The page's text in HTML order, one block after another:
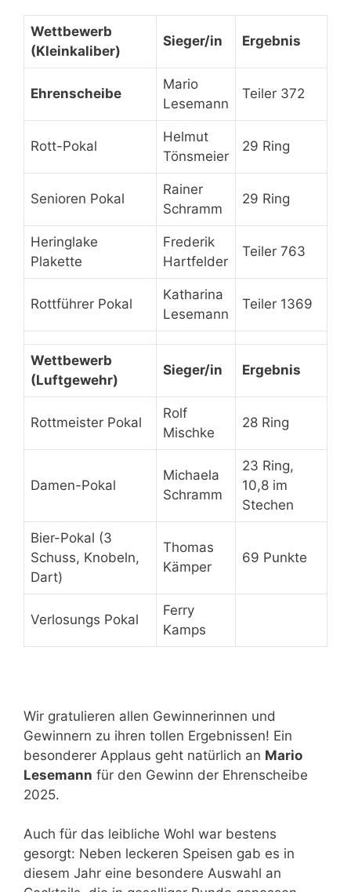
Wettbewerb
(Kleinkaliber)
Sieger/in Ergebnis
Ehrenscheibe
Mario
Lesemann
Teiler 372
Rott-Pokal
Helmut
Tönsmeier
29 Ring
Senioren Pokal
Rainer
Schramm
29 Ring
Heringlake
Plakette
Frederik
Hartfelder
Teiler 763
Rottführer Pokal
Katharina
Lesemann
Teiler 1369
Wettbewerb
(Luftgewehr)
Sieger/in Ergebnis
Rottmeister Pokal
Rolf
Mischke
28 Ring
Damen-Pokal
Michaela
Schramm
23 Ring,
10,8 im
Stechen
Bier-Pokal (3
Schuss, Knobeln,
Dart)
Thomas
Kämper
69 Punkte
Verlosungs Pokal
Ferry
Kamps
Wir gratulieren allen Gewinnerinnen und
Gewinnern zu ihren tollen Ergebnissen! Ein
besonderer Applaus geht natürlich an Mario
Lesemann für den Gewinn der Ehrenscheibe
2025.
Auch für das leibliche Wohl war bestens
gesorgt: Neben leckeren Speisen gab es in
diesem Jahr eine besondere Auswahl an